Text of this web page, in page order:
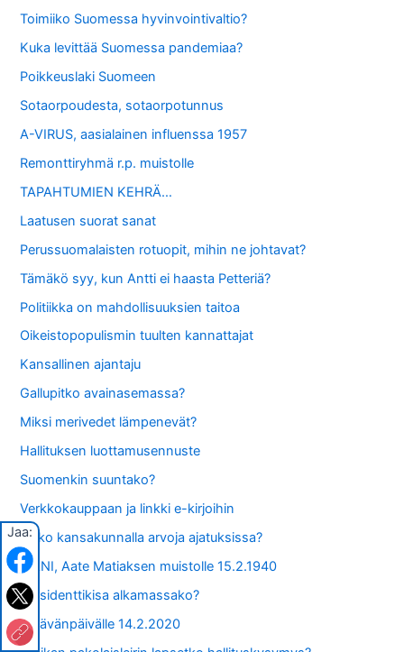
Toimiiko Suomessa hyvinvointivaltio?
Kuka levittää Suomessa pandemiaa?
Poikkeuslaki Suomeen
Sotaorpoudesta, sotaorpotunnus
A-VIRUS, aasialainen influenssa 1957
Remonttiryhmä r.p. muistolle
TAPAHTUMIEN KEHRÄ…
Laatusen suorat sanat
Perussuomalaisten rotuopit, mihin ne johtavat?
Tämäkö syy, kun Antti ei haasta Petteriä?
Politiikka on mahdollisuuksien taitoa
Oikeistopopulismin tuulten kannattajat
Kansallinen ajantaju
Gallupitko avainasemassa?
Miksi merivedet lämpenevät?
Hallituksen luottamusennuste
Suomenkin suuntako?
Verkkokauppaan ja linkki e-kirjoihin
Onko kansakunnalla arvoja ajatuksissa?
ISÄNI, Aate Matiaksen muistolle 15.2.1940
Presidenttikisa alkamassako?
Ystävänpäivälle 14.2.2020
Jaa: